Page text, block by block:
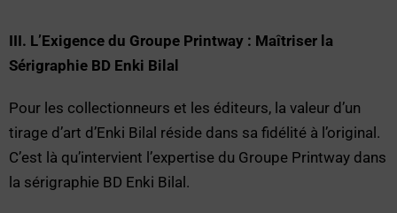
III. L’Exigence du Groupe Printway : Maîtriser la
Sérigraphie BD Enki Bilal
Pour les collectionneurs et les éditeurs, la valeur d’un
tirage d’art d’Enki Bilal réside dans sa fidélité à l’original.
C’est là qu’intervient l’expertise du Groupe Printway dans
la sérigraphie BD Enki Bilal.